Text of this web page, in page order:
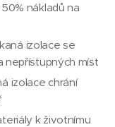
nákladů na
izolace se
nepřístupných míst
izolace chrání
k životnímu